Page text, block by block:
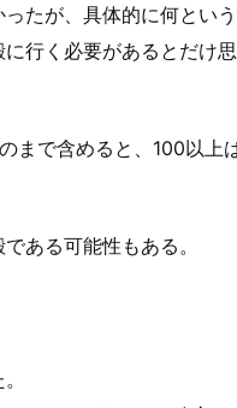
たが、具体的に何とい
行く必要があるとだけ思
で含めると、100以上
ある可能性もある。